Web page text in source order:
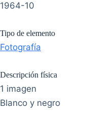
1964-10
Tipo de elemento
Fotografía
Descripción física
1 imagen
Blanco y negro